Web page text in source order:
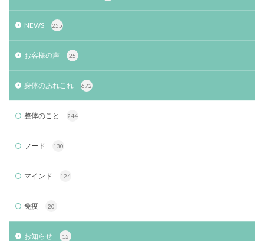
NEWS 255
お客様の声 25
身体のあれこれ 672
整体のこと 244
フード 130
マインド 124
免疫 20
お知らせ 15